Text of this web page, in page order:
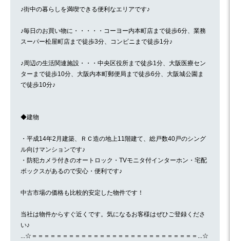
♪街中の暮らしを満喫できる便利なエリアです♪
♪毎日のお買い物に・・・・・コーヨー内本町店まで徒歩6分、業務
スーパー松屋町店まで徒歩3分、コンビニまで徒歩1分♪
♪周辺の生活関連施設・・・中央区役所まで徒歩1分、大阪医療セン
ターまで徒歩10分、大阪内本町郵便局まで徒歩6分、大阪城公園ま
で徒歩10分♪
◆建物
・平成14年2月建築、ＲＣ造の地上11階建て、総戸数40戸のシング
ル向けマンションです♪
・防犯カメラ付きのオートロック・TVモニタ付インターホン・宅配
ボックスがあるので安心・便利です♪
中古市場の価格も比較的安定した物件です！
当社は物件からすぐ近くです。気になるお客様はぜひご登録くださ
い♪
...☆＝＝＝＝＝＝＝＝＝＝＝＝＝＝＝＝＝＝＝＝＝＝＝＝＝＝＝...☆